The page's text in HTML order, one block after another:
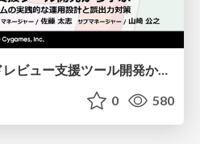
【CEDEC2026】コードレビュー支援ツール開発から学ぶ：LLMを用いた業務システムの実践的な運用設計と誤出力対策
0 580